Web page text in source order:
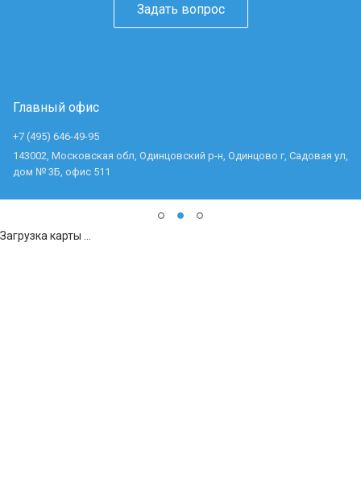
Задать вопрос
Главный офис
+7 (495) 646-49-95
143002, Московская обл, Одинцовский р-н, Одинцово г, Садовая ул,
дом № 3Б, офис 511
Загрузка карты ...